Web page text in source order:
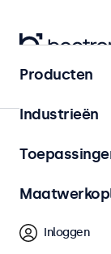
Home
Desktop
Desktop
voetsteun.
voetsteun,
kijkhoek en
Producten
Industrieën
Inloggen